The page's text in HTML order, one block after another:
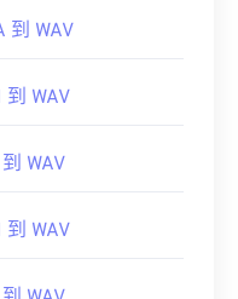
第三方軟體，例如
碼器套件）。
到 WAV
到 WAV
WAV
到 WAV